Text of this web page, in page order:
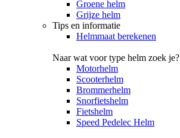
Groene helm
Grijze helm
Tips en informatie
Helmmaat berekenen
Naar wat voor type helm zoek je?
Motorhelm
Scooterhelm
Brommerhelm
Snorfietshelm
Fietshelm
Speed Pedelec Helm